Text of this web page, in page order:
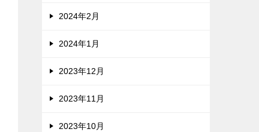
2024年2月
2024年1月
2023年12月
2023年11月
2023年10月